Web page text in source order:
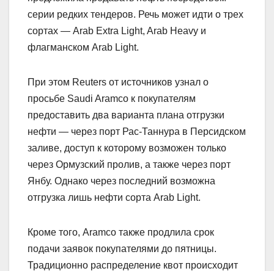
серии редких тендеров. Речь может идти о трех
сортах — Arab Extra Light, Arab Heavy и
флагманском Arab Light.
При этом Reuters от источников узнал о
просьбе Saudi Aramco к покупателям
предоставить два варианта плана отгрузки
нефти — через порт Рас-Таннура в Персидском
заливе, доступ к которому возможен только
через Ормузский пролив, а также через порт
Янбу. Однако через последний возможна
отгрузка лишь нефти сорта Arab Light.
Кроме того, Aramco также продлила срок
подачи заявок покупателями до пятницы.
Традиционно распределение квот происходит